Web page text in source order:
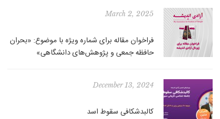
March 2, 2025
فراخوان مقاله برای شماره ویژه با موضوع: «بحران
حافظه جمعی و پژوهش‌های دانشگاهی»
December 13, 2024
کالبدشکافی سقوط اسد